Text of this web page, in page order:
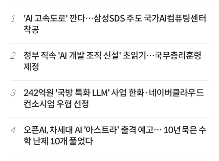
1
'AI 고속도로' 깐다…삼성SDS 주도 국가AI컴퓨팅센터
착공
2
정부 직속 'AI 개발 조직 신설' 초읽기…국무총리훈령
제정
3
242억원 '국방 특화 LLM' 사업 한화·네이버클라우드
컨소시엄 우협 선정
4
오픈AI, 차세대 AI '아스트라' 출격 예고… 10년묵은 수
학 난제 10개 풀었다